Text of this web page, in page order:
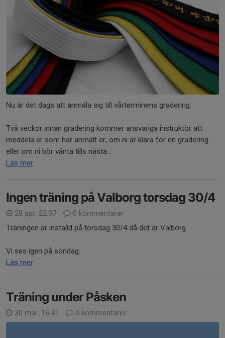
Nu är det dags att anmäla sig till vårterminens gradering.
Två veckor innan gradering kommer ansvariga instruktör att
meddela er som har anmält er, om ni är klara för en gradering
eller om ni bör vänta tills nästa...
Läs mer
Ingen träning på Valborg torsdag 30/4
28 apr, 22:07
0 kommentarer
Träningen är inställd på torsdag 30/4 då det är Valborg.
Vi ses igen på söndag.
Läs mer
Träning under Påsken
30 mar, 16:41 0 kommentarer